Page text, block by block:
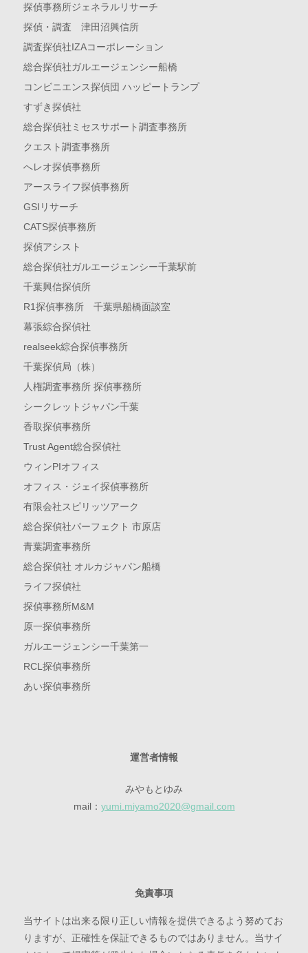
探偵事務所ジェネラルリサーチ
探偵・調査 津田沼興信所
調査探偵社IZAコーポレーション
総合探偵社ガルエージェンシー船橋
コンビニエンス探偵団 ハッピートランプ
すずき探偵社
総合探偵社ミセスサポート調査事務所
クエスト調査事務所
へレオ探偵事務所
アースライフ探偵事務所
GSIリサーチ
CATS探偵事務所
探偵アシスト
総合探偵社ガルエージェンシー千葉駅前
千葉興信探偵所
R1探偵事務所 千葉県船橋面談室
幕張綜合探偵社
realseek綜合探偵事務所
千葉探偵局（株）
人権調査事務所 探偵事務所
シークレットジャパン千葉
香取探偵事務所
Trust Agent総合探偵社
ウィンPIオフィス
オフィス・ジェイ探偵事務所
有限会社スピリッツアーク
総合探偵社パーフェクト 市原店
青葉調査事務所
総合探偵社 オルカジャパン船橋
ライフ探偵社
探偵事務所M&M
原一探偵事務所
ガルエージェンシー千葉第一
RCL探偵事務所
あい探偵事務所
運営者情報
みやもとゆみ
mail： yumi.miyamo2020@gmail.com
免責事項
当サイトは出来る限り正しい情報を提供できるよう努めてお
りますが、正確性を保証できるものではありません。当サイ